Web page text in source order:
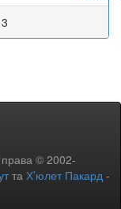
права © 2002-
та Х’юлет Пакард -